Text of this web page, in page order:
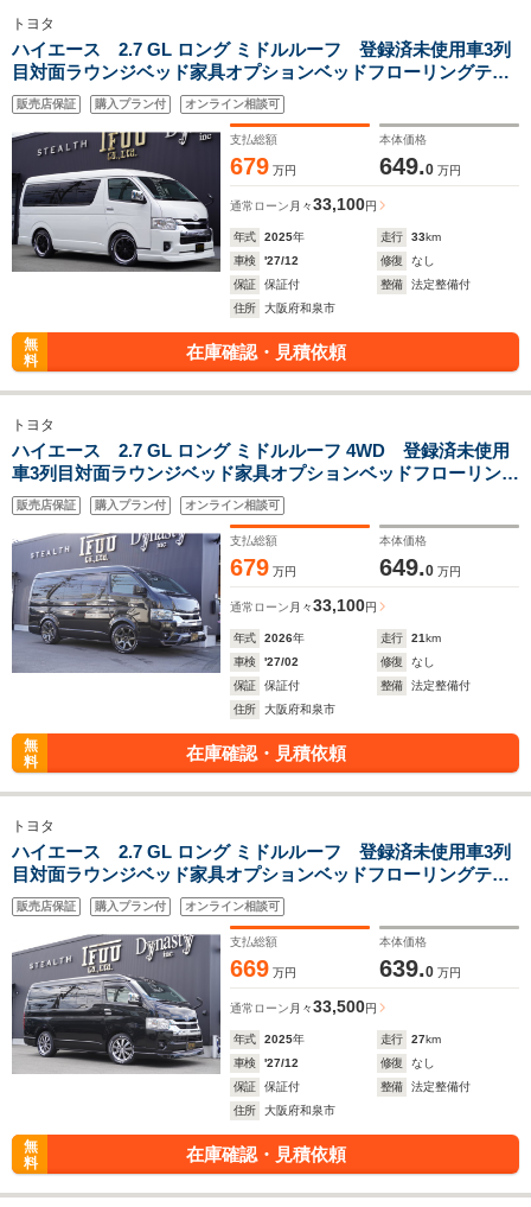
トヨタ
ハイエース 2.7 GL ロング ミドルルーフ 登録済未使用車3列
目対面ラウンジベッド家具オプションベッドフローリングテー
ブルIF-WB8リビングサルーンカスタムアルパインBIGX11ナビ
後席12.8モニターセンターコンソール天井足下間接照明
販売店保証 購入プラン付 オンライン相談可
支払総額
679 万円
本体価格
649.0 万円
通常ローン 月々33,100円
年式 2025年 走行 33km
車検
'27/12 修復
なし
保証
保証付 整備
法定整備付
住所
大阪府和泉市
無
料
在庫確認・見積依頼
トヨタ
ハイエース 2.7 GL ロング ミドルルーフ 4WD 登録済未使用
車3列目対面ラウンジベッド家具オプションベッドフローリング
テーブルIF-WB8リビングサルーンオーバーフェンダー18inアル
ミカロッツエリアナビ後席モニタ天井足下間接照明センターコ
ンソール
販売店保証 購入プラン付 オンライン相談可
支払総額
679 万円
本体価格
649.0 万円
通常ローン 月々33,100円
年式 2026年 走行 21km
車検
'27/02 修復
なし
保証
保証付 整備
法定整備付
住所
大阪府和泉市
無
料
在庫確認・見積依頼
トヨタ
ハイエース 2.7 GL ロング ミドルルーフ 登録済未使用車3列
目対面ラウンジベッド家具オプションベッドフローリングテー
ブルカスタムコンプリートIF-WB8フルフラット対面ラウンジア
ルパインBIGX11ナビ後席12.8モニターセンターコンソール
販売店保証 購入プラン付 オンライン相談可
支払総額
669 万円
本体価格
639.0 万円
通常ローン 月々33,500円
年式 2025年 走行 27km
車検
'27/12 修復
なし
保証
保証付 整備
法定整備付
住所
大阪府和泉市
無
料
在庫確認・見積依頼